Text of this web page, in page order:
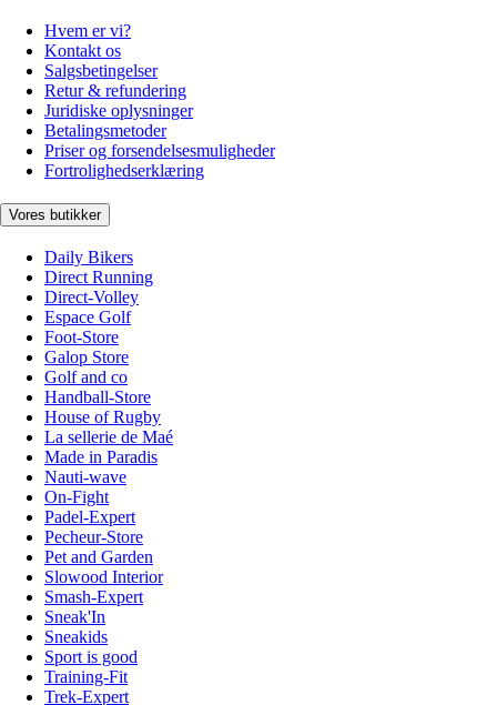
Hvem er vi?
Kontakt os
Salgsbetingelser
Retur & refundering
Juridiske oplysninger
Betalingsmetoder
Priser og forsendelsesmuligheder
Fortrolighedserklæring
Vores butikker
Daily Bikers
Direct Running
Direct-Volley
Espace Golf
Foot-Store
Galop Store
Golf and co
Handball-Store
House of Rugby
La sellerie de Maé
Made in Paradis
Nauti-wave
On-Fight
Padel-Expert
Pecheur-Store
Pet and Garden
Slowood Interior
Smash-Expert
Sneak'In
Sneakids
Sport is good
Training-Fit
Trek-Expert